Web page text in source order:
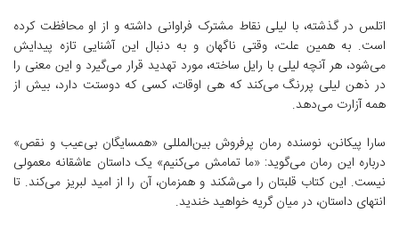
اتلس در گذشته، با لیلی نقاط مشترک فراوانی داشته و از او محافظت کرده
است. به همین علت، وقتی ناگهان و به دنبال این آشنایی تازه پیدایش
می‌شود، هر آنچه لیلی با رایل ساخته، مورد تهدید قرار می‌گیرد و این معنی را
در ذهن لیلی پررنگ می‌کند که هی اوقات، کسی که دوستت دارد، بیش از
همه آزارت می‌دهد.
سارا پیکانن، نوسنده رمان پرفروش بین‌المللی «همسایگان بی‌عیب و نقص»
درباره‌ این رمان می‌گوید: «ما تمامش می‌کنیم» یک داستان عاشقانه معمولی
نیست. این کتاب قلبتان را می‌شکند و همزمان، آن را از امید لبریز می‌کند. تا
انتهای داستان، در میان گریه خواهید خندید.